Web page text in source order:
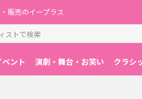
販売のイープラス
ベント 演劇・舞台・お笑い クラシ